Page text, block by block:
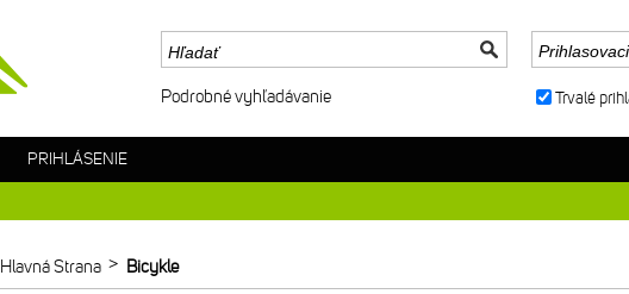
Hlavná Strana > Bicykle
Podrobné vyhľadávanie
PRIHLÁSENIE
Trvalé